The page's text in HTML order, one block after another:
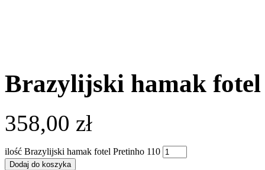
Brazylijski hamak fotel
358,00 zł
ilość Brazylijski hamak fotel Pretinho 110
Dodaj do koszyka